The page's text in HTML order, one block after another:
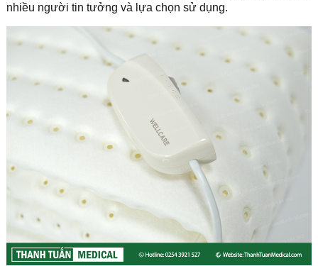
nhiều người tin tưởng và lựa chọn sử dụng.